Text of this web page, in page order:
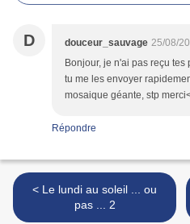
D douceur_sauvage 25/08/
Bonjour, je n'ai pas reçu
tu me les envoyer
mosaique géante, stp
Répondre
< Le lundi au soleil ... ou
pas ... 2